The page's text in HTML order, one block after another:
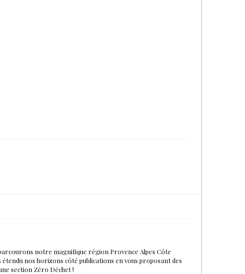
notre magnifique région Provence Alpes Côte
étendu nos horizons côté publications en vous proposant des
section Zéro Déchet !